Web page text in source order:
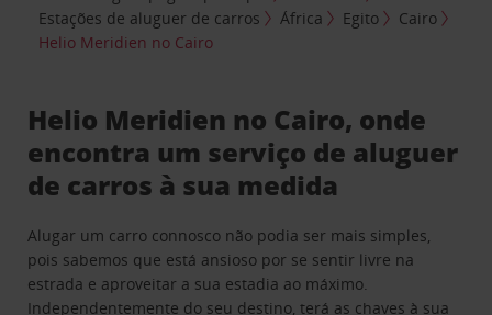
Estações de aluguer de carros
África Egito
Cairo
Helio Meridien no Cairo
Helio Meridien no Cairo, onde
encontra um serviço de aluguer
de carros à sua medida
Alugar um carro connosco não podia ser mais simples,
pois sabemos que está ansioso por se sentir livre na
estrada e aproveitar a sua estadia ao máximo.
Independentemente do seu destino, terá as chaves à sua